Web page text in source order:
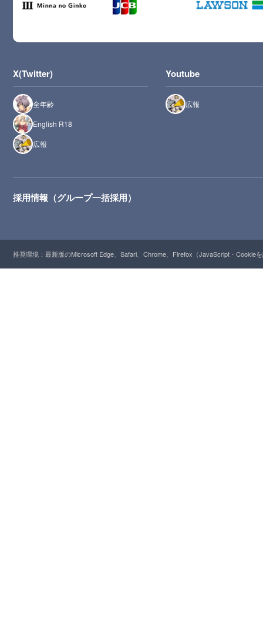
X(Twitter)
全年齢
English R18
広報
Youtube
広報
採用情報（グループ一括採用）
推奨環境：最新版のMicrosoft Edge、Safari、Chrome、Firefox（JavaScript・Cookie